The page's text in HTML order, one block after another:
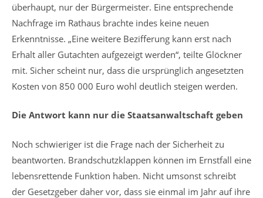
überhaupt, nur der Bürgermeister. Eine entsprechende
Nachfrage im Rathaus brachte indes keine neuen
Erkenntnisse. „Eine weitere Bezifferung kann erst nach
Erhalt aller Gutachten aufgezeigt werden“, teilte Glöckner
mit. Sicher scheint nur, dass die ursprünglich angesetzten
Kosten von 850 000 Euro wohl deutlich steigen werden.
Die Antwort kann nur die Staatsanwaltschaft geben
Noch schwieriger ist die Frage nach der Sicherheit zu
beantworten. Brandschutzklappen können im Ernstfall eine
lebensrettende Funktion haben. Nicht umsonst schreibt
der Gesetzgeber daher vor, dass sie einmal im Jahr auf ihre